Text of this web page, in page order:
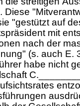
Diese
"gestützt auf
mit
nach der
(s. auch E.
habe nicht